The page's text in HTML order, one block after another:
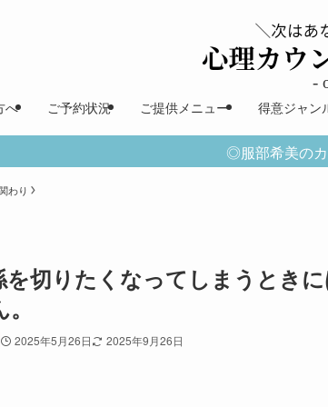
へ ご予約状況 ご提供メニュー 得意ジャン
◎服部希美の
わり
切りたくなってしまうとき
2025年5月26日 2025年9月26日